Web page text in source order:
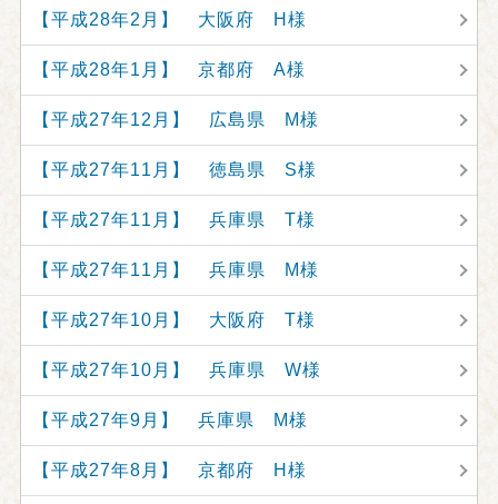
【平成28年2月】 大阪府 H様
【平成28年1月】 京都府 A様
【平成27年12月】 広島県 M様
【平成27年11月】 徳島県 S様
【平成27年11月】 兵庫県 T様
【平成27年11月】 兵庫県 M様
【平成27年10月】 大阪府 T様
【平成27年10月】 兵庫県 W様
【平成27年9月】 兵庫県 M様
【平成27年8月】 京都府 H様